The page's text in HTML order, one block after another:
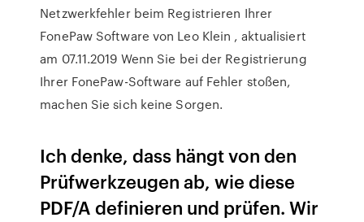
Netzwerkfehler beim Registrieren Ihrer
FonePaw Software von Leo Klein , aktualisiert
am 07.11.2019 Wenn Sie bei der Registrierung
Ihrer FonePaw-Software auf Fehler stoßen,
machen Sie sich keine Sorgen.
Ich denke, dass hängt von den
Prüfwerkzeugen ab, wie diese
PDF/A definieren und prüfen. Wir